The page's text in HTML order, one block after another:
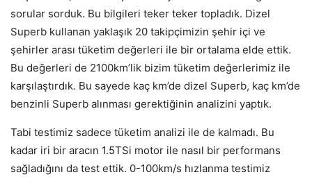
sorular sorduk. Bu bilgileri teker teker topladık. Dizel
Superb kullanan yaklaşık 20 takipçimizin şehir içi ve
şehirler arası tüketim değerleri ile bir ortalama elde ettik.
Bu değerleri de 2100km’lik bizim tüketim değerlerimiz ile
karşılaştırdık. Bu sayede kaç km’de dizel Superb, kaç km’de
benzinli Superb alınması gerektiğinin analizini yaptık.
Tabi testimiz sadece tüketim analizi ile de kalmadı. Bu
kadar iri bir aracın 1.5TSi motor ile nasıl bir performans
sağladığını da test ettik. 0-100km/s hızlanma testimiz